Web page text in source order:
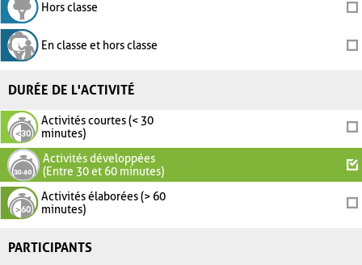
Hors classe
En classe et hors classe
DURÉE DE L'ACTIVITÉ
Activités courtes (< 30
minutes)
Activités développées
(Entre 30 et 60 minutes)
Activités élaborées (> 60
minutes)
PARTICIPANTS